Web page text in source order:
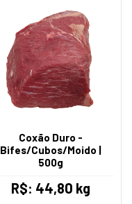
Coxão Duro -
Bifes/Cubos/Moido |
500g
R$: 44,80 kg